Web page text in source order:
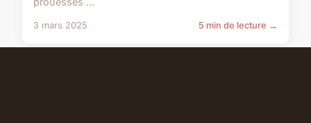
3 mars 2025 5 min de lecture →